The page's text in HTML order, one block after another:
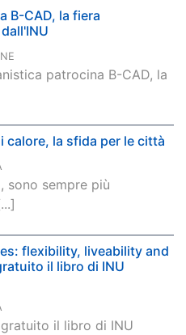
B-CAD, la fiera
patrocina B-CAD, la
calore, la sfida per le città
sono sempre più
flexibility, liveability and
il libro di INU
il libro di INU